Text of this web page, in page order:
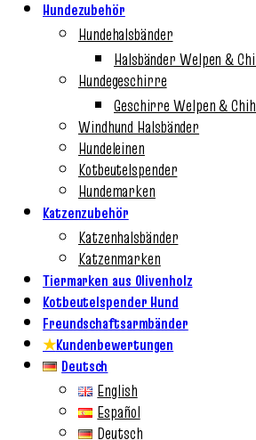
Hundezubehör
Hundehalsbänder
Halsbänder Welpen &
Hundegeschirre
Geschirre Welpen &
Windhund Halsbänder
Hundeleinen
Kotbeutelspender
Hundemarken
Katzenzubehör
Katzenhalsbänder
Katzenmarken
Tiermarken aus Olivenholz
Kotbeutelspender Hund
Freundschaftsarmbänder
★Kundenbewertungen
Deutsch
English
Español
Deutsch